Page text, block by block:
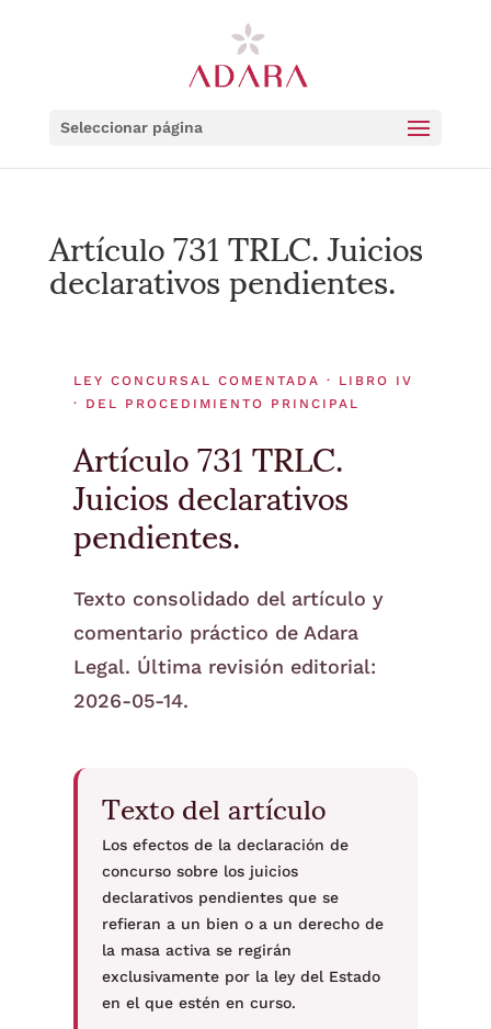
Seleccionar página
Artículo 731 TRLC. Juicios
declarativos pendientes.
LEY CONCURSAL COMENTADA · LIBRO IV
· DEL PROCEDIMIENTO PRINCIPAL
Artículo 731 TRLC.
Juicios declarativos
pendientes.
Texto consolidado del artículo y
comentario práctico de Adara
Legal. Última revisión editorial:
2026-05-14.
Texto del artículo
Los efectos de la declaración de
concurso sobre los juicios
declarativos pendientes que se
refieran a un bien o a un derecho de
la masa activa se regirán
exclusivamente por la ley del Estado
en el que estén en curso.